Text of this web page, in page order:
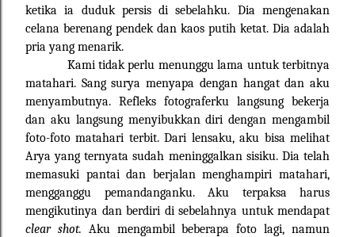
ketika ia duduk persis di sebelahku. Dia mengenakan
celana berenang pendek dan kaos putih ketat. Dia adalah
pria yang menarik.
Kami tidak perlu menunggu lama untuk terbitnya
matahari. Sang surya menyapa dengan hangat dan aku
menyambutnya. Refleks fotograferku langsung bekerja
dan aku langsung menyibukkan diri dengan mengambil
foto-foto matahari terbit. Dari lensaku, aku bisa melihat
Arya yang ternyata sudah meninggalkan sisiku. Dia telah
memasuki pantai dan berjalan menghampiri matahari,
mengganggu pemandanganku. Aku terpaksa harus
mengikutinya dan berdiri di sebelahnya untuk mendapat
clear shot. Aku mengambil beberapa foto lagi, namun